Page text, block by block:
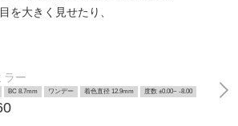
を大きく見せたり、
ラー
BC 8.7mm ワンデー 着色直径 12.9mm 度数 ±0.00~ -8.00